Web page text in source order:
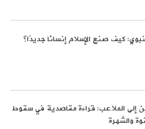
كيف صنع الإسلام إنسانًا جديدًا؟
إلى الملاعب: قراءة مقاصدية في سقوط
والشهرة